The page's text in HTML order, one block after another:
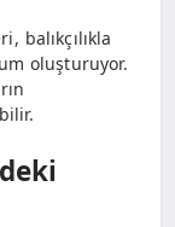
balıkçılıkla
oluşturuyor.